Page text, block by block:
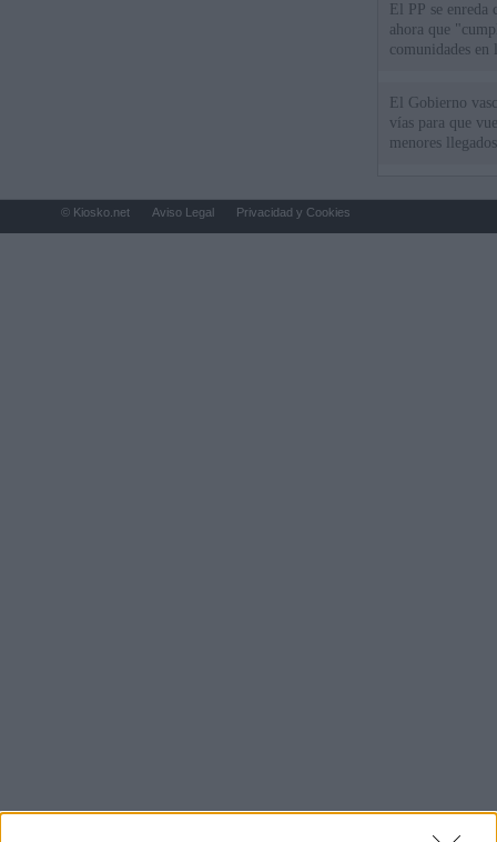
El PP se
ahora que
comunidades en
El Gobierno
vías para que
menores
© Kiosko.net Aviso Legal Privacidad y Cookies